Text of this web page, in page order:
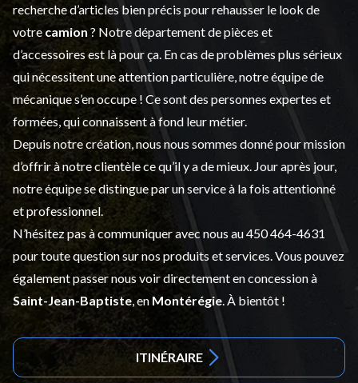
recherche d’articles bien précis pour rehausser le look de
votre camion ? Notre département depièces et
d’accessoiresest là pour ça. En cas de problèmes plus sérieux
qui nécessitent une attention particulière, notre équipe de
mécanique s’en occupe ! Ce sont des personnes expertes et
formées, qui connaissent à fond leur métier.
Depuis notre création, nous nous sommes donné pour mission
d’offrir à notre clientèle ce qu’il y a de mieux. Jour après jour,
notre équipe se distingue par un service à la fois attentionné
et professionnel.
N’hésitez pas à communiquer avec nous au450 464-4631
pour toute question sur nos produits et services. Vous pouvez
également passer nous voir directement en concession à
Saint-Jean-Baptiste , en Montérégie . À bientôt !
ITINÉRAIRE